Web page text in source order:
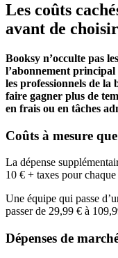
Les coûts
avant de
Booksy n’occulte pas
l’abonnement
les professionnels de
faire gagner plus de
en frais ou en tâches
Coûts à mesure
La dépense
10 € + taxes pour
Une équipe qui passe
passer de 29,99 € à
Dépenses de